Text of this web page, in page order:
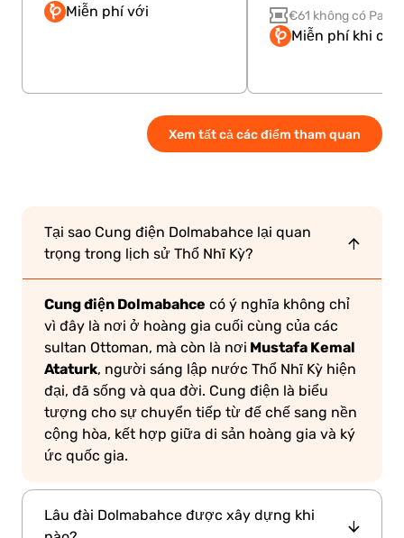
Miễn phí với €61 không có Pass
Miễn phí khi có
Xem tất cả các điểm tham quan
Tại sao Cung điện Dolmabahce lại quan
trọng trong lịch sử Thổ Nhĩ Kỳ?
Cung điện Dolmabahce có ý nghĩa không chỉ
vì đây là nơi ở hoàng gia cuối cùng của các
sultan Ottoman, mà còn là nơi Mustafa Kemal
Ataturk, người sáng lập nước Thổ Nhĩ Kỳ hiện
đại, đã sống và qua đời. Cung điện là biểu
tượng cho sự chuyển tiếp từ đế chế sang nền
cộng hòa, kết hợp giữa di sản hoàng gia và ký
ức quốc gia.
Lâu đài Dolmabahce được xây dựng khi